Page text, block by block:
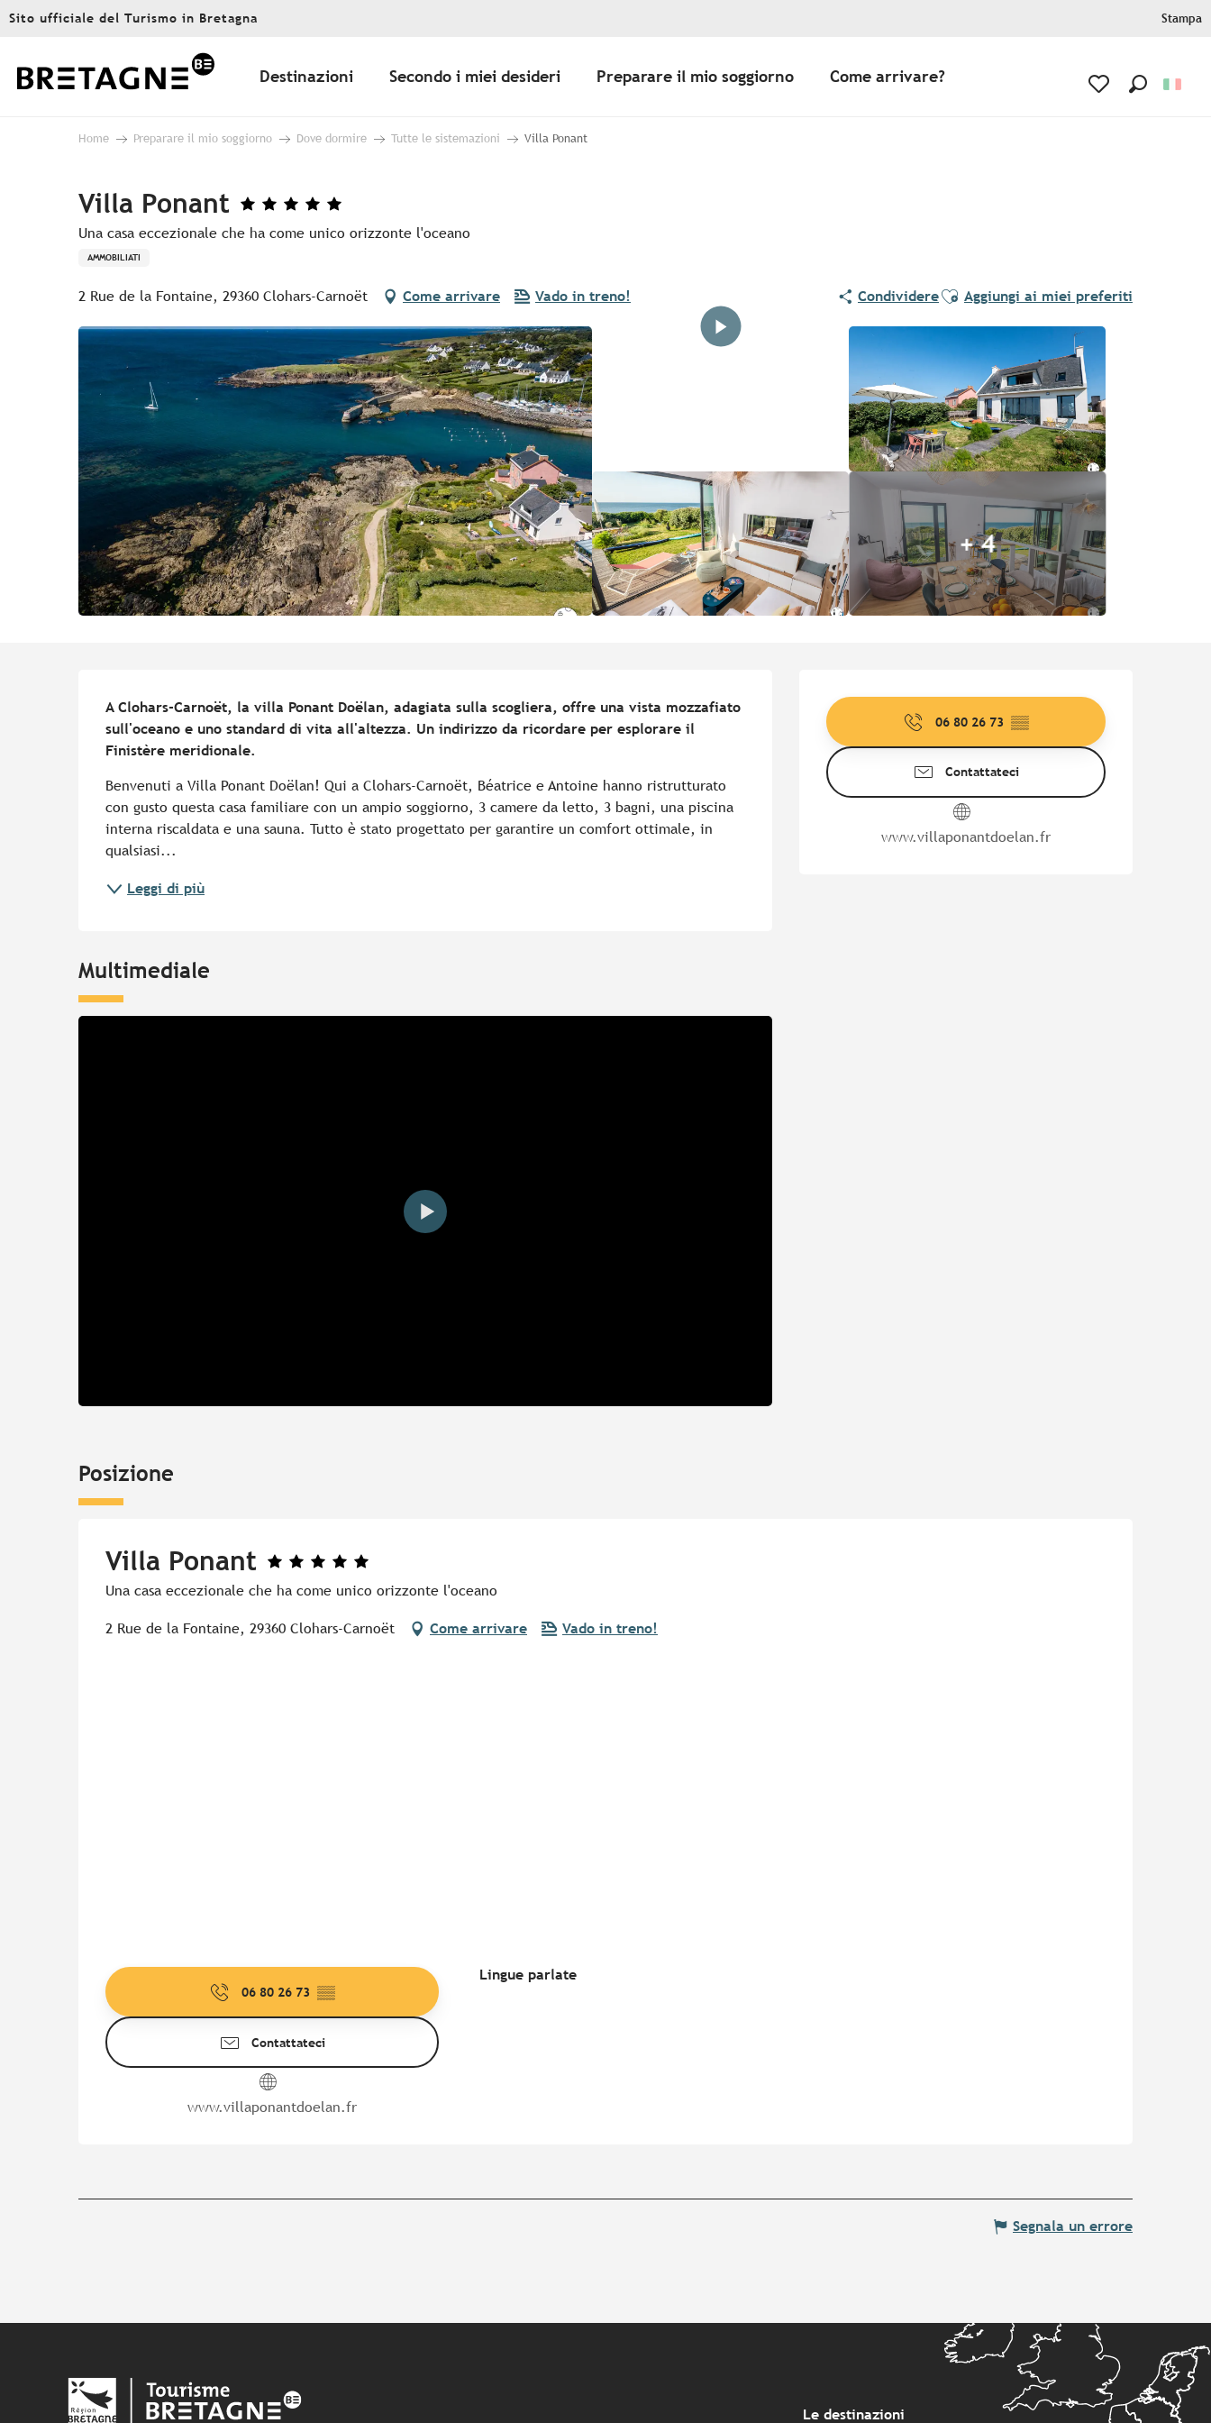
Aller
principal
Sito ufficiale del Turismo in Bretagna Stampa
Destinazioni Secondo i miei desideri Preparare il mio soggiorno Come arrivare?
Home Preparare il mio soggiorno Dove dormire Tutte le sistemazioni Villa Ponant
Villa Ponant
Una casa eccezionale che ha come unico orizzonte l'oceano
AMMOBILIATI
2 Rue de la Fontaine, 29360 Clohars-Carnoët Come arrivare Vado in treno! CondividereAjouter aux favoris
Aggiungi ai miei preferiti
+ 4
Orari e contatti
06 80 26 73 ▒▒
Contattateci
www.villaponantdoelan.fr
A Clohars-Carnoët, la villa Ponant Doëlan, adagiata sulla scogliera, offre una vista mozzafiato
sull'oceano e uno standard di vita all'altezza. Un indirizzo da ricordare per esplorare il
Finistère meridionale.
Benvenuti a Villa Ponant Doëlan! Qui a Clohars-Carnoët, Béatrice e Antoine hanno ristrutturato
con gusto questa casa familiare con un ampio soggiorno, 3 camere da letto, 3 bagni, una piscina
interna riscaldata e una sauna. Tutto è stato progettato per garantire un comfort ottimale, in
qualsiasi...
Leggi di più
Multimediale
Posizione
Villa Ponant
Una casa eccezionale che ha come unico orizzonte l'oceano
2 Rue de la Fontaine, 29360 Clohars-Carnoët Come arrivare Vado in treno!
06 80 26 73 ▒▒
Contattateci
www.villaponantdoelan.fr
Lingue parlate
Lingue parlate
Segnala un errore
Le destinazioni